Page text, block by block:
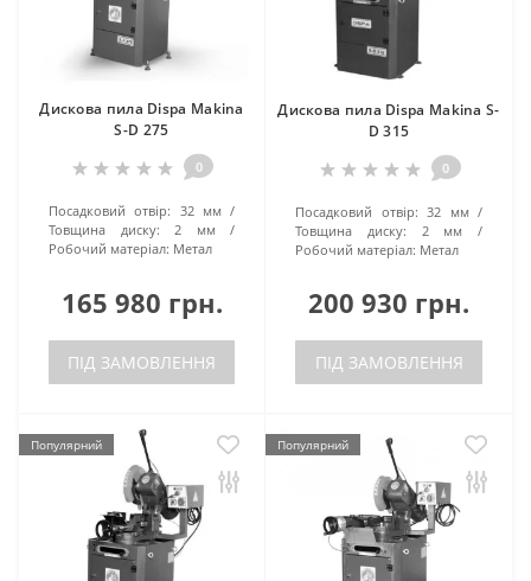
Дискова пила Dispa Makina
S-D 275
0
Посадковий отвір:
32 мм
Товщина диску:
2 мм
Робочий матеріал: Метал
165 980 грн.
ПІД ЗАМОВЛЕННЯ
Дискова пила Dispa Makina S-
D 315
0
Посадковий отвір: 32 мм
Товщина диску:
2 мм
Робочий матеріал: Метал
200 930 грн.
ПІД ЗАМОВЛЕННЯ
Популярний Популярний